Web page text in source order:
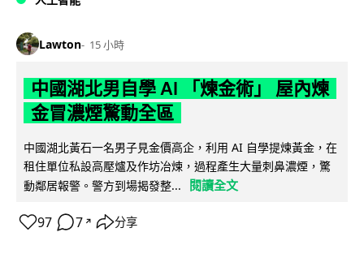
Lawton 15 小時
中國湖北男自學 AI 「煉金術」 屋內煉
金冒濃煙驚動全區
中國湖北黃石一名男子見金價高企，利用 AI 自學提煉黃金，在
租住單位私設高壓爐及作坊冶煉，過程產生大量刺鼻濃煙，驚
動鄰居報警。警方到場揭發整...
閱讀全文
97 7 ↗ 分享